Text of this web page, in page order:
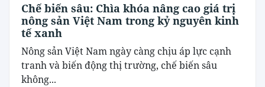
Chế biến sâu: Chìa khóa nâng cao giá trị
nông sản Việt Nam trong kỷ nguyên kinh
tế xanh
Nông sản Việt Nam ngày càng chịu áp lực cạnh
tranh và biến động thị trường, chế biến sâu
không...